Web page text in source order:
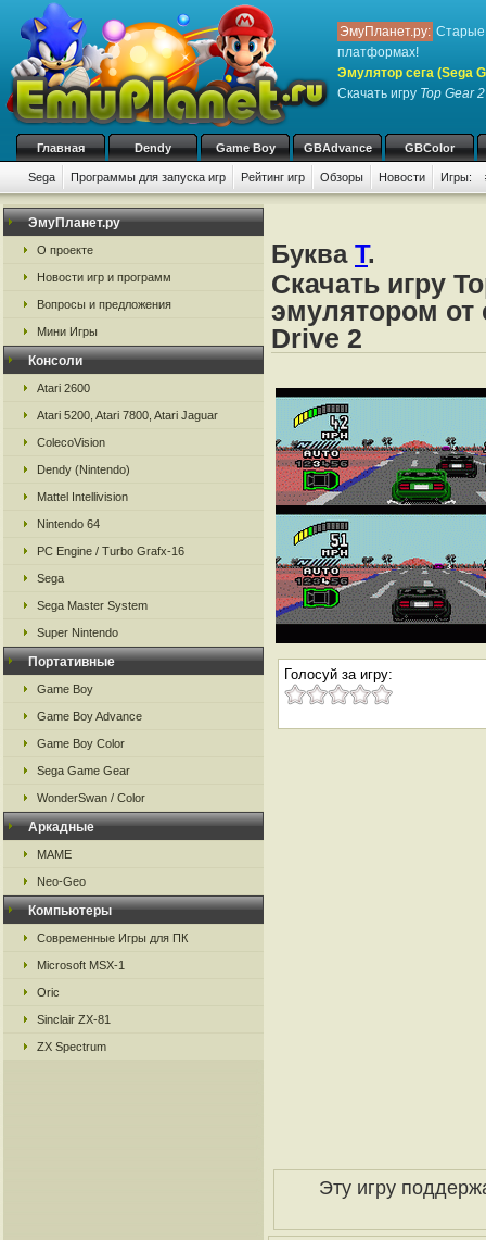
ЭмуПланет.ру: Старые
платформах!
Эмулятор сега (Sega
Скачать игру Top Gear 2
Главная Dendy Game Boy GBAdvance GBColor
Sega Программы для запуска игр Рейтинг игр Обзоры Новости Игры:
ЭмуПланет.ру
О проекте
Новости игр и программ
Вопросы и предложения
Мини Игры
Консоли
Atari 2600
Atari 5200, Atari 7800, Atari Jaguar
ColecoVision
Dendy (Nintendo)
Mattel Intellivision
Nintendo 64
PC Engine / Turbo Grafx-16
Sega
Sega Master System
Super Nintendo
Портативные
Game Boy
Game Boy Advance
Game Boy Color
Sega Game Gear
WonderSwan / Color
Аркадные
MAME
Neo-Geo
Компьютеры
Современные Игры для ПК
Microsoft MSX-1
Oric
Sinclair ZX-81
ZX Spectrum
Буква T.
Скачать игру
эмулятором от
Drive 2
Голосуй за игру:
Эту игру